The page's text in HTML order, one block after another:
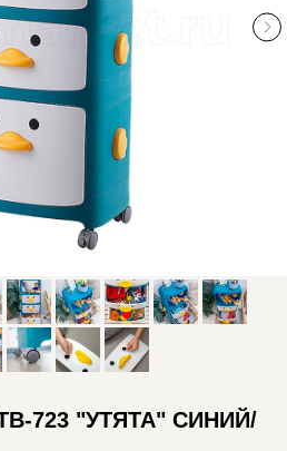
723 "УТЯТА" СИНИЙ/